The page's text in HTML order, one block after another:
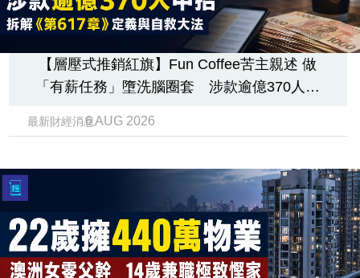
【層壓式推銷紅旗】Fun Coffee苦主親述 做
「有薪任務」墮洗腦圈套 涉款逾億370人中
最新財經消息6 AUG 2026